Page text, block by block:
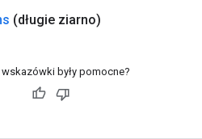
(długie ziarno)
wskazówki były pomocne?